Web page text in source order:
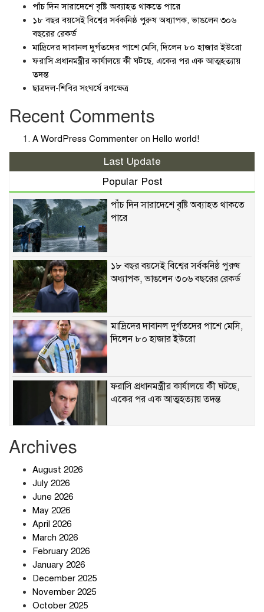
পাঁচ দিন সারাদেশে বৃষ্টি অব্যাহত থাকতে পারে
১৮ বছর বয়সেই বিশ্বের সর্বকনিষ্ঠ পুরুষ অধ্যাপক, ভাঙলেন ৩০৬
বছরের রেকর্ড
মাদ্রিদের দাবানল দুর্গতদের পাশে মেসি, দিলেন ৮০ হাজার ইউরো
ফরাসি প্রধানমন্ত্রীর কার্যালয়ে কী ঘটছে, একের পর এক আত্মহত্যায়
তদন্ত
ছাত্রদল-শিবির সংঘর্ষে রণক্ষেত্র
Recent Comments
A WordPress Commenter on Hello world!
Last Update
Popular Post
পাঁচ দিন সারাদেশে বৃষ্টি অব্যাহত থাকতে
পারে
১৮ বছর বয়সেই বিশ্বের সর্বকনিষ্ঠ পুরুষ
অধ্যাপক, ভাঙলেন ৩০৬ বছরের রেকর্ড
মাদ্রিদের দাবানল দুর্গতদের পাশে মেসি,
দিলেন ৮০ হাজার ইউরো
ফরাসি প্রধানমন্ত্রীর কার্যালয়ে কী ঘটছে,
একের পর এক আত্মহত্যায় তদন্ত
Archives
August 2026
July 2026
June 2026
May 2026
April 2026
March 2026
February 2026
January 2026
December 2025
November 2025
October 2025